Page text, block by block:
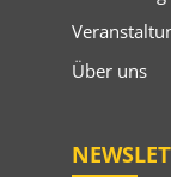
Über uns